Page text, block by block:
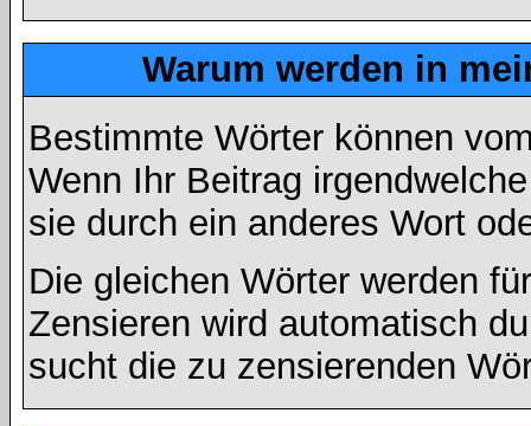
Warum werden in
Bestimmte Wörter können
Wenn Ihr Beitrag
sie durch ein anderes Wort
Die gleichen Wörter werden
Zensieren wird automatisch
sucht die zu zensierenden